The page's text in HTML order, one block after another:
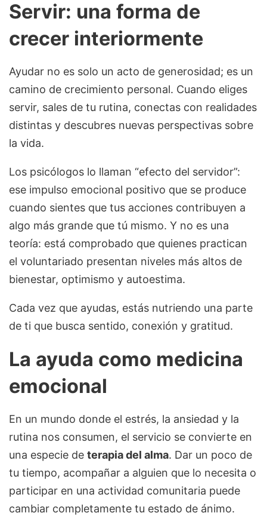
Servir: una forma de
crecer interiormente
Ayudar no es solo un acto de generosidad; es un
camino de crecimiento personal. Cuando eliges
servir, sales de tu rutina, conectas con realidades
distintas y descubres nuevas perspectivas sobre
la vida.
Los psicólogos lo llaman “efecto del servidor”:
ese impulso emocional positivo que se produce
cuando sientes que tus acciones contribuyen a
algo más grande que tú mismo. Y no es una
teoría: está comprobado que quienes practican
el voluntariado presentan niveles más altos de
bienestar, optimismo y autoestima.
Cada vez que ayudas, estás nutriendo una parte
de ti que busca sentido, conexión y gratitud.
La ayuda como medicina
emocional
En un mundo donde el estrés, la ansiedad y la
rutina nos consumen, el servicio se convierte en
una especie de terapia del alma. Dar un poco de
tu tiempo, acompañar a alguien que lo necesita o
participar en una actividad comunitaria puede
cambiar completamente tu estado de ánimo.